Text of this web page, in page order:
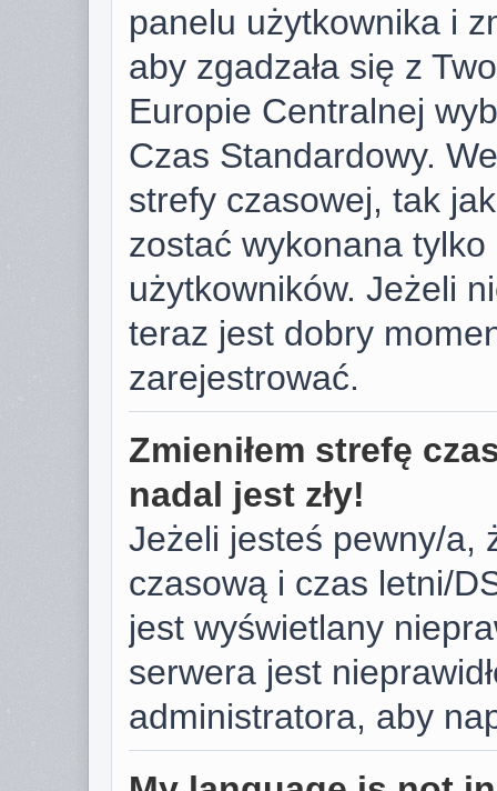
panelu użytkownika i
aby zgadzała się z
Europie Centralnej
Czas Standardowy.
strefy czasowej, tak
zostać wykonana
użytkowników. Jeżeli
teraz jest dobry
zarejestrować.
Zmieniłem strefę
nadal jest zły!
Jeżeli jesteś pewny/a,
czasową i czas letni/
jest wyświetlany
serwera jest
administratora, aby